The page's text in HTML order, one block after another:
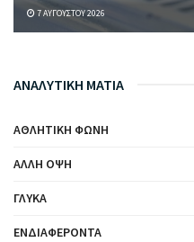
7 ΑΥΓΟΎΣΤΟΥ 2026
ΑΝΑΛΥΤΙΚΗ ΜΑΤΙΑ
ΑΘΛΗΤΙΚΉ ΦΩΝΉ
ΆΛΛΗ ΌΨΗ
ΓΛΥΚΆ
ΕΝΔΙΑΦΈΡΟΝΤΑ